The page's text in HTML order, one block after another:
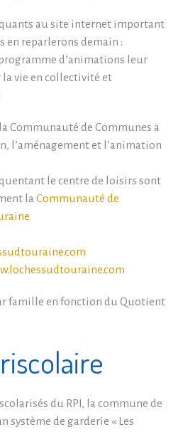
au site internet important
en reparlerons demain :
d’animations leur
vie en collectivité et
Communauté de Communes a
l’aménagement et l’animation
le centre de loisirs sont
laCommunauté de
famille en fonction du Quotient
du RPI, la commune de
système de garderie « Les